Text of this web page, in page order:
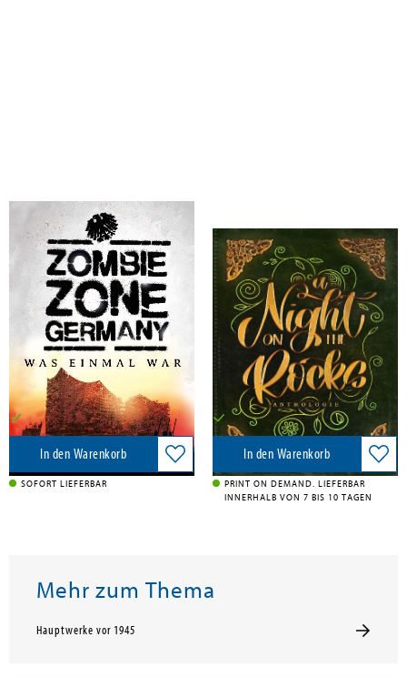
Zombie Zone Germany: Was
einmal war
Amrun Verlag & Buchhandel, 2025
15,90 €
Versandkostenfrei in DE
In den Warenkorb
SOFORT LIEFERBAR
A Night On The Rocks
Alea Libris, 2020
12,90 €
Versandkostenfrei in DE
In den Warenkorb
PRINT ON DEMAND. LIEFERBAR
INNERHALB VON 7 BIS 10 TAGEN
Mehr zum Thema
Hauptwerke vor 1945